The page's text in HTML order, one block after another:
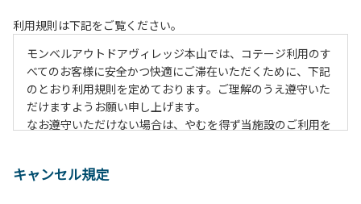
利用規則は下記をご覧ください。
モンベルアウトドアヴィレッジ本山では、コテージ利用のす
べてのお客様に安全かつ快適にご滞在いただくために、下記
のとおり利用規則を定めております。ご理解のうえ遵守いた
だけますようお願い申し上げます。
なお遵守いただけない場合は、やむを得ず当施設のご利用を
【施設全体に関する注意事項】
キャンセル規定